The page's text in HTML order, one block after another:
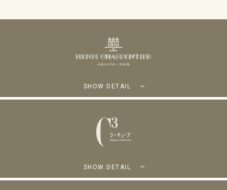
SHOW DETAIL
SHOW DETAIL